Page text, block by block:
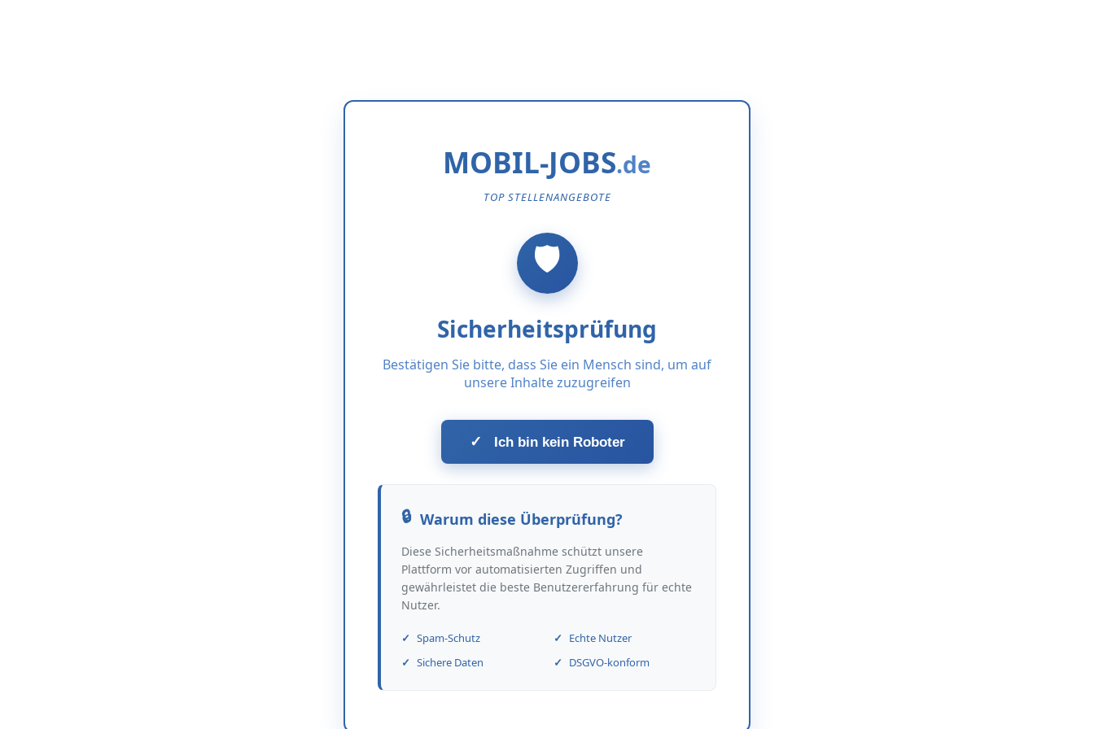
MOBIL-JOBS
TOP STELLENANGEBOTE
Sicherheitsprüfung
Bestätigen Sie bitte, dass Sie ein Mensch sind, um auf
unsere Inhalte zuzugreifen
✓ Ich bin kein Roboter
Warum diese Überprüfung?
Diese Sicherheitsmaßnahme schützt unsere
Plattform vor automatisierten Zugriffen und
gewährleistet die beste Benutzererfahrung für echte
Nutzer.
Spam-Schutz
Echte Nutzer
Sichere Daten
DSGVO-konform